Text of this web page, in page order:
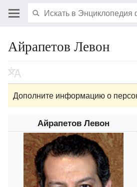
Айрапетов Левон
Дополните информацию о
Айрапетов Левон